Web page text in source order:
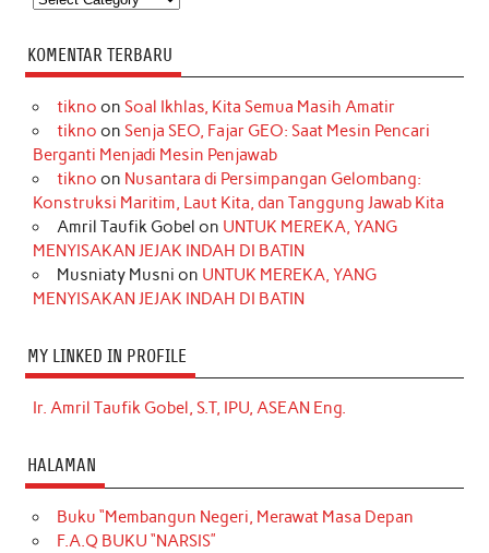
KOMENTAR TERBARU
tikno on Soal Ikhlas, Kita Semua Masih Amatir
tikno on Senja SEO, Fajar GEO: Saat Mesin Pencari
Berganti Menjadi Mesin Penjawab
tikno on Nusantara di Persimpangan Gelombang:
Konstruksi Maritim, Laut Kita, dan Tanggung Jawab Kita
Amril Taufik Gobel on UNTUK MEREKA, YANG
MENYISAKAN JEJAK INDAH DI BATIN
Musniaty Musni on UNTUK MEREKA, YANG
MENYISAKAN JEJAK INDAH DI BATIN
MY LINKED IN PROFILE
Ir. Amril Taufik Gobel, S.T, IPU, ASEAN Eng.
HALAMAN
Buku “Membangun Negeri, Merawat Masa Depan
F.A.Q BUKU “NARSIS”